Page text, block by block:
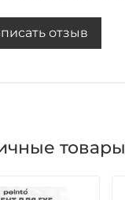
отзыв
товары